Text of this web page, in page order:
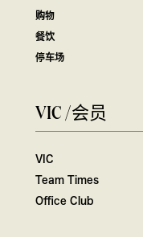
购物
餐饮
停车场
VIC /会员
VIC
Team Times
Office Club